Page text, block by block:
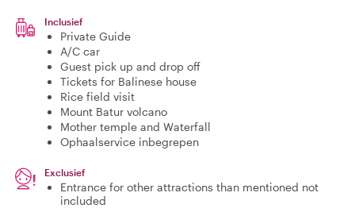
Inclusief
Private Guide
A/C car
Guest pick up and drop off
Tickets for Balinese house
Rice field visit
Mount Batur volcano
Mother temple and Waterfall
Ophaalservice inbegrepen
Exclusief
Entrance for other attractions than mentioned not
included